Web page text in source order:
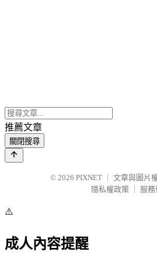
推薦文章
關閉搜尋
© 2026 PIXNET
文章與圖片
隱私權政策
服務
⚠️
成人內容提醒